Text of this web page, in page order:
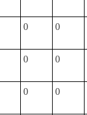
0 0
0 0
0 0